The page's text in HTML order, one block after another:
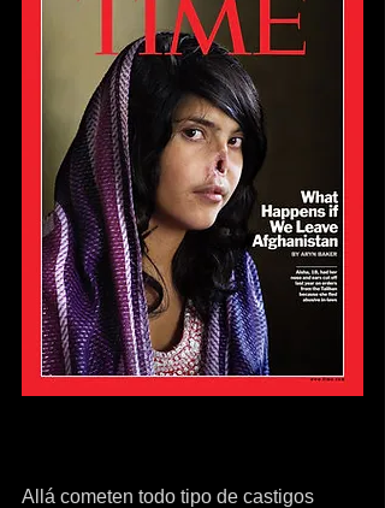
Allá cometen todo tipo de castigos